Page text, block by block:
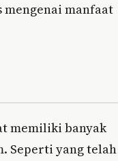
mengenai manfaat
memiliki banyak
Seperti yang telah